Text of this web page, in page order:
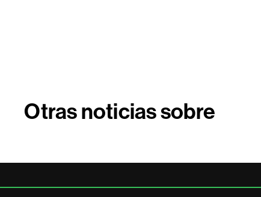
Otras noticias sobre